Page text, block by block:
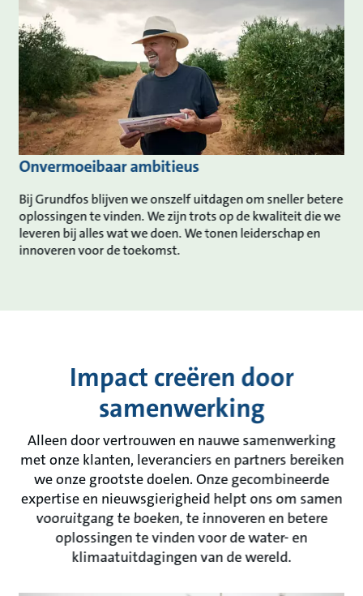
Onvermoeibaar ambitieus
Bij Grundfos blijven we onszelf uitdagen om sneller betere
oplossingen te vinden. We zijn trots op de kwaliteit die we
leveren bij alles wat we doen. We tonen leiderschap en
innoveren voor de toekomst.
Impact creëren door
samenwerking
Alleen door vertrouwen en nauwe samenwerking
met onze klanten, leveranciers en partners bereiken
we onze grootste doelen. Onze gecombineerde
expertise en nieuwsgierigheid helpt ons om samen
vooruitgang te boeken, te innoveren en betere
oplossingen te vinden voor de water- en
klimaatuitdagingen van de wereld.